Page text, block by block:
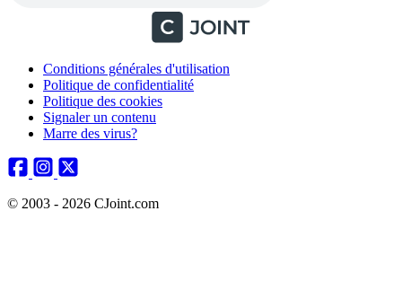
Conditions générales d'utilisation
Politique de confidentialité
Politique des cookies
Signaler un contenu
Marre des virus?
© 2003 - 2026 CJoint.com